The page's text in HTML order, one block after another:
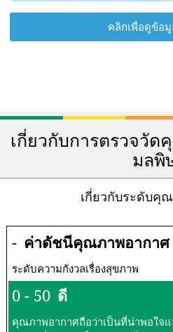
คลิกเพื่อดูข้อมู
เกี่ยวกับการตรวจวั
มลพิ
เกี่ยวกับระดับคุ
- ค่าดัชนีคุณภาพอากาศ
ระดับความกังวลเรื่องสุขภาพ
0 - 50 ดี
คุณภาพอากาศถือว่าเป็นที่น่าพอใจ